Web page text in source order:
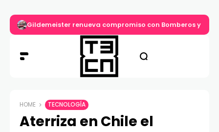
Gildemeister renueva compromiso con Bomberos y
HOME TECNOLOGÍA
Aterriza en Chile el